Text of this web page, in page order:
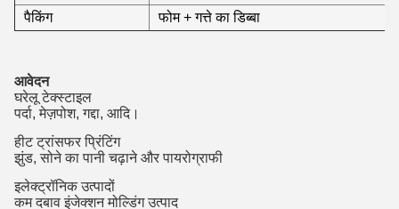
पैकिंग
फोम + गत्ते का डिब्बा
आवेदन
घरेलू टेक्स्टाइल
पर्दा, मेज़पोश, गद्दा, आदि।
हीट ट्रांसफर प्रिंटिंग
झुंड, सोने का पानी चढ़ाने और पायरोग्राफी
इलेक्ट्रॉनिक उत्पादों
कम दबाव इंजेक्शन मोल्डिंग उत्पाद